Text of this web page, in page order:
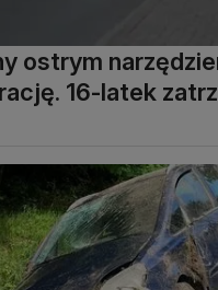
ostrym
16-latek